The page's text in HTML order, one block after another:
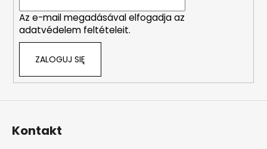
a
s
Az e-mail megadásával elfogadja az
adatvédelem feltételeit.
ZALOGUJ SIĘ
Kontakt